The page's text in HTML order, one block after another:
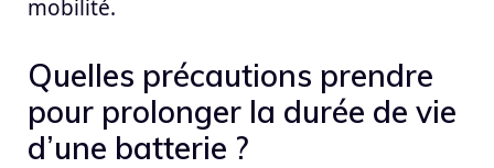
mobilité.
Quelles précautions prendre
pour prolonger la durée de vie
d’une batterie ?